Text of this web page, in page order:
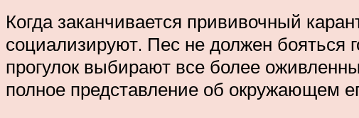
Когда заканчивается прививочный
социализируют. Пес не должен бояться
прогулок выбирают все более
полное представление об окружающем